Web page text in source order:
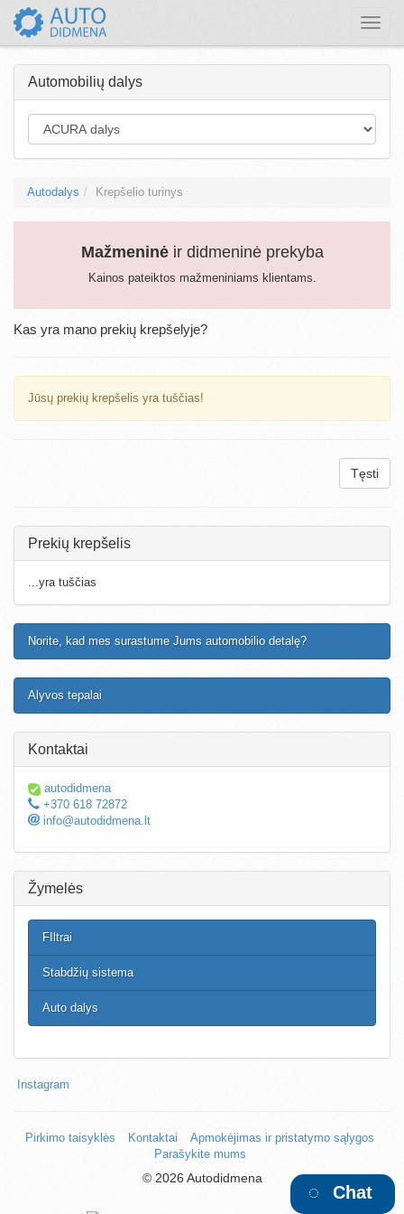
Toggle
Automobilių dalys
Autodalys Krepšelio turinys
Mažmeninėir didmeninė prekyba
Kainos pateiktos mažmeniniams klientams.
Kas yra mano prekių krepšelyje?
Jūsų prekių krepšelis yra tuščias!
Tęsti
Prekių krepšelis
...yra tuščias
Norite, kad mes surastume Jums automobilio detalę?
Alyvos tepalai
Kontaktai
autodidmena
+370 618 72872
info@autodidmena.lt
Žymelės
FIltrai
Stabdžių sistema
Auto dalys
Instagram
Pirkimo taisyklės Kontaktai
Apmokėjimas ir pristatymo sąlygos
Parašykite mums
© 2026 Autodidmena
Chat